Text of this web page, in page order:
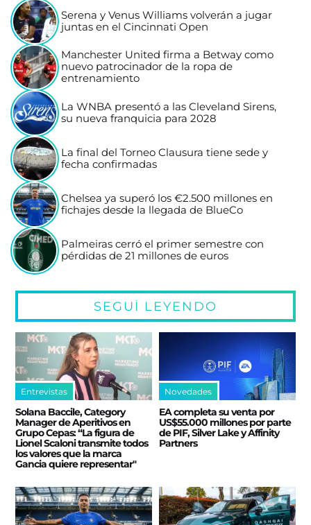
Serena y Venus Williams volverán a jugar
juntas en el Cincinnati Open
Manchester United firma a Betway como
nuevo patrocinador de la ropa de
entrenamiento
La WNBA presentó a las Cleveland Sirens,
su nueva franquicia para 2028
La final del Torneo Clausura tiene sede y
fecha confirmadas
Chelsea ya superó los €2.500 millones en
fichajes desde la llegada de BlueCo
Palmeiras cerró el primer semestre con
pérdidas de 21 millones de euros
SEGUÍ LEYENDO
Entrevistas
Solana Baccile, Category
Manager de Aperitivos en
Grupo Cepas: “La figura de
Lionel Scaloni transmite todos
los valores que la marca
Gancia quiere representar"
Novedades
EA completa su venta por
US$55.000 millones por parte
de PIF, Silver Lake y Affinity
Partners